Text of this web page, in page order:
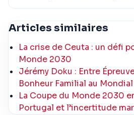
Articles similaires
La crise de Ceuta : un défi
Monde 2030
Jérémy Doku : Entre
Bonheur Familial au
La Coupe du Monde 2030
Portugal et l’incertitude